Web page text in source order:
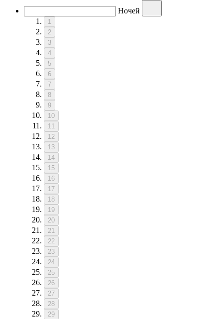
Ночей
1
2
3
4
5
6
7
8
9
10
11
12
13
14
15
16
17
18
19
20
21
22
23
24
25
26
27
28
29